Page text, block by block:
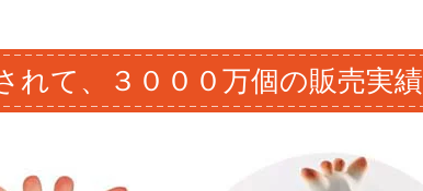
れて、３０００万個の販売実績